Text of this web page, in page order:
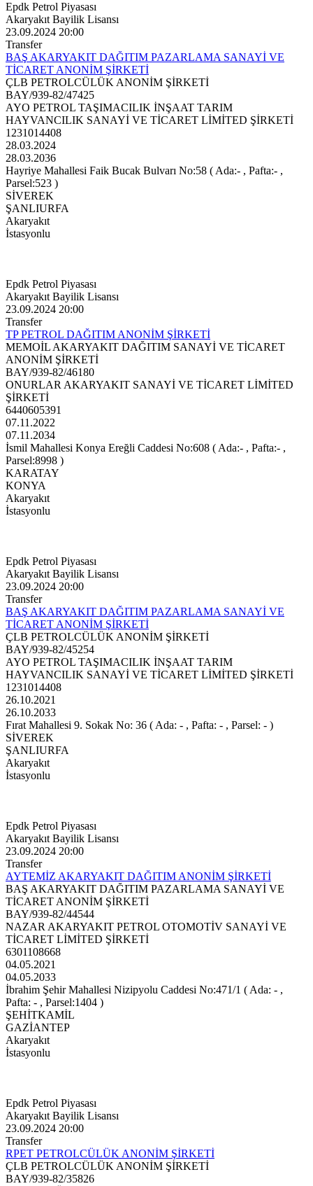
Epdk Petrol Piyasası
Akaryakıt Bayilik Lisansı
23.09.2024 20:00
Transfer
BAŞ AKARYAKIT DAĞITIM PAZARLAMA SANAYİ VE
TİCARET ANONİM ŞİRKETİ
ÇLB PETROLCÜLÜK ANONİM ŞİRKETİ
BAY/939-82/47425
AYO PETROL TAŞIMACILIK İNŞAAT TARIM
HAYVANCILIK SANAYİ VE TİCARET LİMİTED ŞİRKETİ
1231014408
28.03.2024
28.03.2036
Hayriye Mahallesi Faik Bucak Bulvarı No:58 ( Ada:- , Pafta:- ,
Parsel:523 )
SİVEREK
ŞANLIURFA
Akaryakıt
İstasyonlu
Epdk Petrol Piyasası
Akaryakıt Bayilik Lisansı
23.09.2024 20:00
Transfer
TP PETROL DAĞITIM ANONİM ŞİRKETİ
MEMOİL AKARYAKIT DAĞITIM SANAYİ VE TİCARET
ANONİM ŞİRKETİ
BAY/939-82/46180
ONURLAR AKARYAKIT SANAYİ VE TİCARET LİMİTED
ŞİRKETİ
6440605391
07.11.2022
07.11.2034
İsmil Mahallesi Konya Ereğli Caddesi No:608 ( Ada:- , Pafta:- ,
Parsel:8998 )
KARATAY
KONYA
Akaryakıt
İstasyonlu
Epdk Petrol Piyasası
Akaryakıt Bayilik Lisansı
23.09.2024 20:00
Transfer
BAŞ AKARYAKIT DAĞITIM PAZARLAMA SANAYİ VE
TİCARET ANONİM ŞİRKETİ
ÇLB PETROLCÜLÜK ANONİM ŞİRKETİ
BAY/939-82/45254
AYO PETROL TAŞIMACILIK İNŞAAT TARIM
HAYVANCILIK SANAYİ VE TİCARET LİMİTED ŞİRKETİ
1231014408
26.10.2021
26.10.2033
Fırat Mahallesi 9. Sokak No: 36 ( Ada: - , Pafta: - , Parsel: - )
SİVEREK
ŞANLIURFA
Akaryakıt
İstasyonlu
Epdk Petrol Piyasası
Akaryakıt Bayilik Lisansı
23.09.2024 20:00
Transfer
AYTEMİZ AKARYAKIT DAĞITIM ANONİM ŞİRKETİ
BAŞ AKARYAKIT DAĞITIM PAZARLAMA SANAYİ VE
TİCARET ANONİM ŞİRKETİ
BAY/939-82/44544
NAZAR AKARYAKIT PETROL OTOMOTİV SANAYİ VE
TİCARET LİMİTED ŞİRKETİ
6301108668
04.05.2021
04.05.2033
İbrahim Şehir Mahallesi Nizipyolu Caddesi No:471/1 ( Ada: - ,
Pafta: - , Parsel:1404 )
ŞEHİTKAMİL
GAZİANTEP
Akaryakıt
İstasyonlu
Epdk Petrol Piyasası
Akaryakıt Bayilik Lisansı
23.09.2024 20:00
Transfer
RPET PETROLCÜLÜK ANONİM ŞİRKETİ
ÇLB PETROLCÜLÜK ANONİM ŞİRKETİ
BAY/939-82/35826